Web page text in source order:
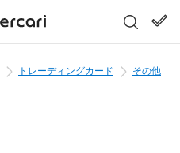
トレーディングカード その他